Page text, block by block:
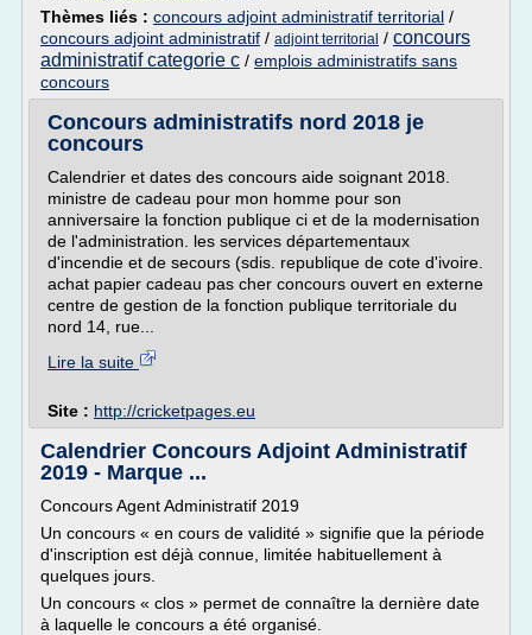
Thèmes liés : concours adjoint administratif territorial /
concours adjoint administratif / adjoint territorial / concours
administratif categorie c / emplois administratifs sans
concours
Concours administratifs nord 2018 je
concours
Calendrier et dates des concours aide soignant 2018.
ministre de cadeau pour mon homme pour son
anniversaire la fonction publique ci et de la modernisation
de l'administration. les services départementaux
d'incendie et de secours (sdis. republique de cote d'ivoire.
achat papier cadeau pas cher concours ouvert en externe
centre de gestion de la fonction publique territoriale du
nord 14, rue...
Lire la suite
Site : http://cricketpages.eu
Calendrier Concours Adjoint Administratif
2019 - Marque ...
Concours Agent Administratif 2019
Un concours « en cours de validité » signifie que la période
d'inscription est déjà connue, limitée habituellement à
quelques jours.
Un concours « clos » permet de connaître la dernière date
à laquelle le concours a été organisé.